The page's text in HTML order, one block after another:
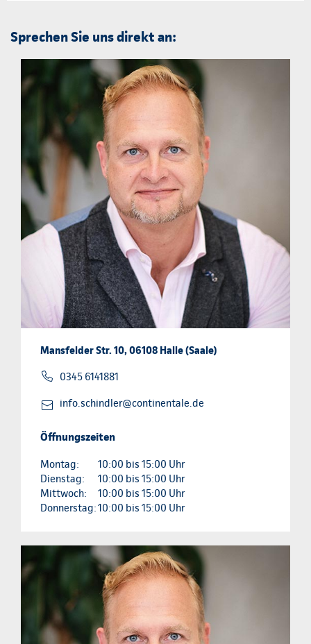
Sprechen Sie uns direkt an:
Mansfelder Str. 10, 06108 Halle (Saale)
0345 6141881
info.schindler@continentale.de
Öffnungszeiten
Montag:
10:00 bis 15:00 Uhr
Dienstag:
10:00 bis 15:00 Uhr
Mittwoch:
10:00 bis 15:00 Uhr
Donnerstag:10:00 bis 15:00 Uhr